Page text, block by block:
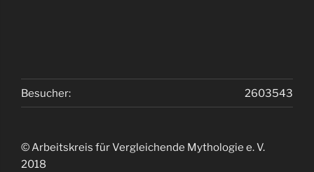
2603543
Besucher:
© Arbeitskreis für Vergleichende Mythologie e. V.
2018